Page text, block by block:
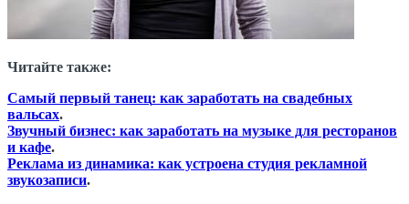
Читайте также:
Самый первый танец: как заработать на свадебных
вальсах.
Звучный бизнес: как заработать на музыке для ресторанов
и кафе.
Реклама из динамика: как устроена студия рекламной
звукозаписи.